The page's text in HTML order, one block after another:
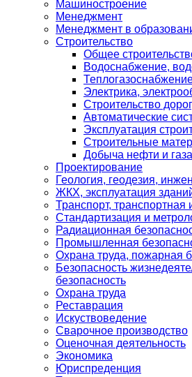
Машиностроение
Менеджмент
Менеджмент в
Строительство
Общее
Водоснабжение,
Электрика,
Строительство
Автоматические
Эксплуатация
Строительные
Добыча нефти и газа
Проектирование
Геология, геодезия,
ЖКХ, эксплуатация
Транспорт, транспортная
Стандартизация и
Радиационная
Промышленная
Охрана труда, пожарная
Безопасность
безопасность
Охрана труда
Реставрация
Искуствоведение
Сварочное производство
Оценочная деятельность
Экономика
Юриспреденция